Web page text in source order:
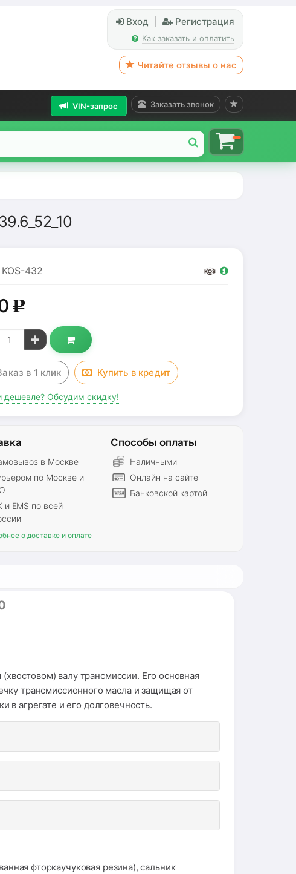
Вход Регистрация
Как заказать и оплатить
Читайте отзывы о нас
Заказать звонок
VIN-запрос
KOS-432
g
в 1 клик Купить вкредит
дешевле? Обсудим скидку!
в Москве
по Москве и
и EMS по всей
Способы оплаты
Наличными
Онлайн на сайте
Банковской картой
о доставке и оплате
валу трансмиссии. Его основная
трансмиссионного масла и защищая от
в агрегате и его долговечность.
фторкаучуковая резина), сальник